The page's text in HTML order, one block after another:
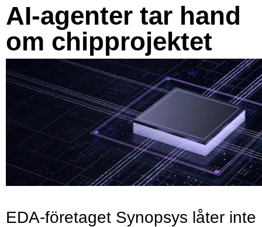
AI-agenter tar hand
om chipprojektet
EDA-företaget Synopsys låter inte